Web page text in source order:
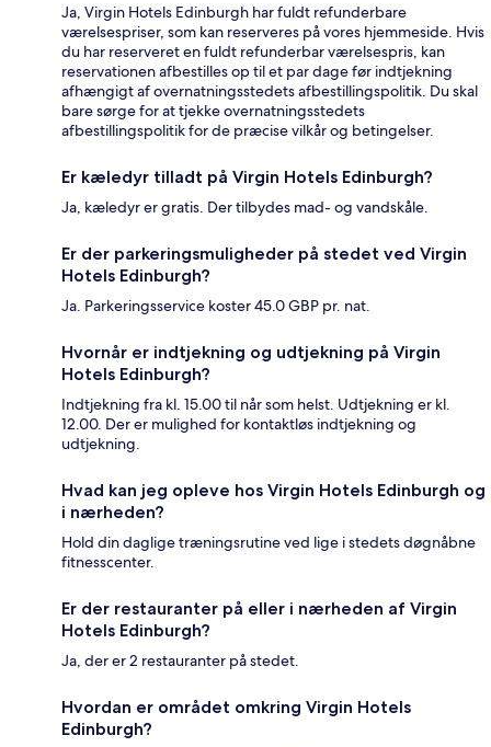
Ja, Virgin Hotels Edinburgh har fuldt refunderbare
værelsespriser, som kan reserveres på vores hjemmeside. Hvis
du har reserveret en fuldt refunderbar værelsespris, kan
reservationen afbestilles op til et par dage før indtjekning
afhængigt af overnatningsstedets afbestillingspolitik. Du skal
bare sørge for at tjekke overnatningsstedets
afbestillingspolitik for de præcise vilkår og betingelser.
Er kæledyr tilladt på Virgin Hotels Edinburgh?
Ja, kæledyr er gratis. Der tilbydes mad- og vandskåle.
Er der parkeringsmuligheder på stedet ved Virgin
Hotels Edinburgh?
Ja. Parkeringsservice koster 45.0 GBP pr. nat.
Hvornår er indtjekning og udtjekning på Virgin
Hotels Edinburgh?
Indtjekning fra kl. 15.00 til når som helst. Udtjekning er kl.
12.00. Der er mulighed for kontaktløs indtjekning og
udtjekning.
Hvad kan jeg opleve hos Virgin Hotels Edinburgh og
i nærheden?
Hold din daglige træningsrutine ved lige i stedets døgnåbne
fitnesscenter.
Er der restauranter på eller i nærheden af Virgin
Hotels Edinburgh?
Ja, der er 2 restauranter på stedet.
Hvordan er området omkring Virgin Hotels
Edinburgh?